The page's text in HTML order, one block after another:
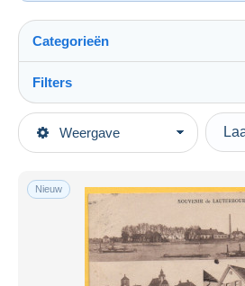
Weergave
Categorieën
Topcategorieën
Europa
Frankrijk
[67] Bas Rhin
Filters
Type verkopen
Actief
Veiling met biedingen
Veilingen zonder biedingen
Veilinghuizen
Verkocht
Nieuw